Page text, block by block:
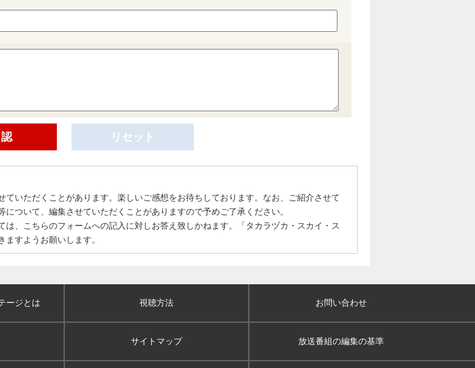
いただくことがあります。楽しいご感想をお待ちしております。なお、ご紹介させて
ついて、編集させていただくことがありますので予めご了承ください。
、こちらのフォームへの記入に対しお答え致しかねます。「タカラヅカ・スカイ・ス
すようお願いします。
ージとは 視聴方法 お問い合わせ
サイトマップ 放送番組の編集の基準